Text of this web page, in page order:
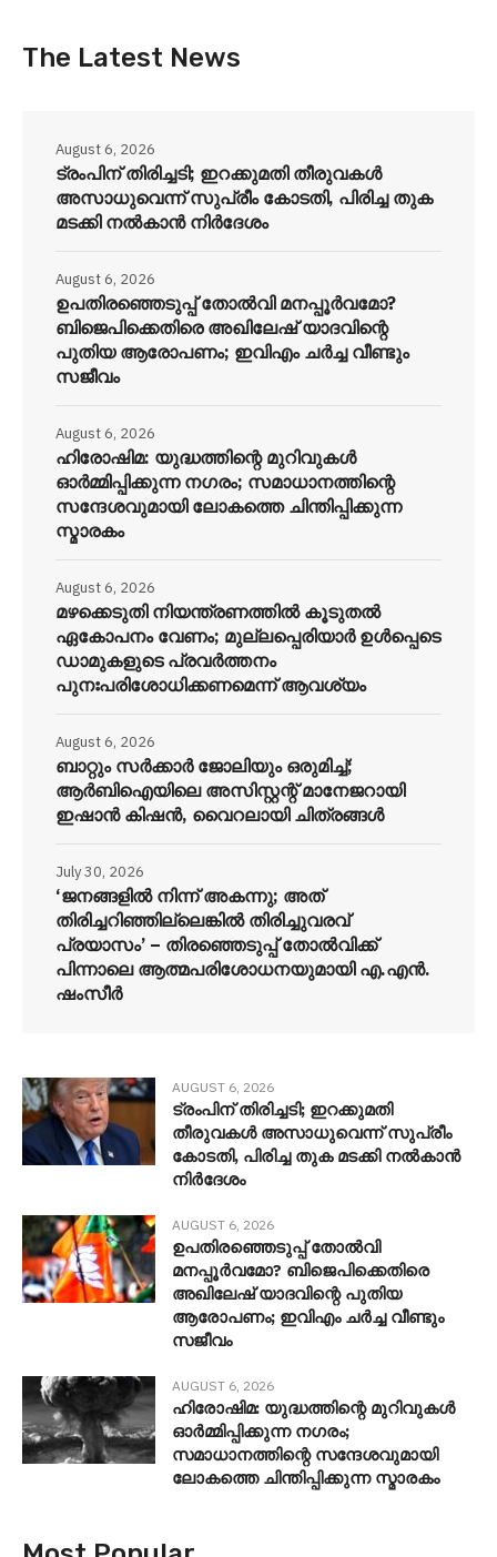
The Latest News
ട്രംപിന് തിരിച്ചടി; ഇറക്കുമതി തീരുവകൾ
അസാധുവെന്ന് സുപ്രീം കോടതി, പിരിച്ച തുക
മടക്കി നൽകാൻ നിർദേശം
August 6, 2026
ഉപതിരഞ്ഞെടുപ്പ് തോൽവി മനപ്പൂർവമോ?
ബിജെപിക്കെതിരെ അഖിലേഷ് യാദവിന്റെ
പുതിയ ആരോപണം; ഇവിഎം ചർച്ച വീണ്ടും
സജീവം
August 6, 2026
ഹിരോഷിമ: യുദ്ധത്തിന്റെ മുറിവുകൾ
ഓർമ്മിപ്പിക്കുന്ന നഗരം; സമാധാനത്തിന്റെ
സന്ദേശവുമായി ലോകത്തെ ചിന്തിപ്പിക്കുന്ന
സ്മാരകം
August 6, 2026
മഴക്കെടുതി നിയന്ത്രണത്തിൽ കൂടുതൽ
ഏകോപനം വേണം; മുല്ലപ്പെരിയാർ ഉൾപ്പെടെ
ഡാമുകളുടെ പ്രവർത്തനം
പുനഃപരിശോധിക്കണമെന്ന് ആവശ്യം
August 6, 2026
ബാറ്റും സർക്കാർ ജോലിയും ഒരുമിച്ച്;
ആർബിഐയിലെ അസിസ്റ്റന്റ് മാനേജറായി
ഇഷാൻ കിഷൻ, വൈറലായി ചിത്രങ്ങൾ
August 6, 2026
‘ജനങ്ങളിൽ നിന്ന് അകന്നു; അത്
തിരിച്ചറിഞ്ഞില്ലെങ്കിൽ തിരിച്ചുവരവ്
പ്രയാസം’ – തിരഞ്ഞെടുപ്പ് തോൽവിക്ക്
പിന്നാലെ ആത്മപരിശോധനയുമായി എ.എൻ.
ഷംസീർ
July 30, 2026
AUGUST 6, 2026
ട്രംപിന് തിരിച്ചടി; ഇറക്കുമതി
തീരുവകൾ അസാധുവെന്ന് സുപ്രീം
കോടതി, പിരിച്ച തുക മടക്കി നൽകാൻ
നിർദേശം
AUGUST 6, 2026
ഉപതിരഞ്ഞെടുപ്പ് തോൽവി
മനപ്പൂർവമോ? ബിജെപിക്കെതിരെ
അഖിലേഷ് യാദവിന്റെ പുതിയ
ആരോപണം; ഇവിഎം ചർച്ച വീണ്ടും
സജീവം
AUGUST 6, 2026
ഹിരോഷിമ: യുദ്ധത്തിന്റെ മുറിവുകൾ
ഓർമ്മിപ്പിക്കുന്ന നഗരം;
സമാധാനത്തിന്റെ സന്ദേശവുമായി
ലോകത്തെ ചിന്തിപ്പിക്കുന്ന സ്മാരകം